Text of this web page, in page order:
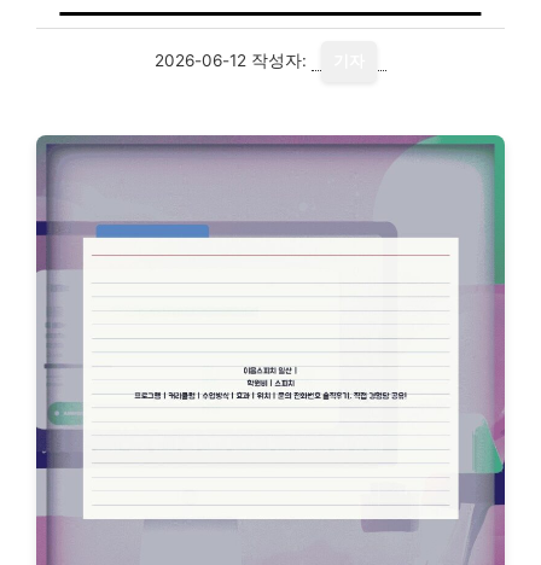
2026-06-12 작성자: